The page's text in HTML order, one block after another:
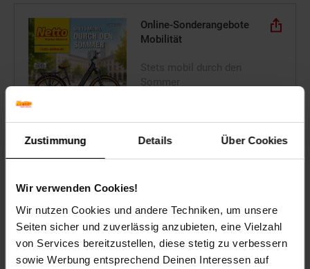
Zustimmung Details Über Cookies
Wir verwenden Cookies!
Wir nutzen Cookies und andere Techniken, um unsere
Seiten sicher und zuverlässig anzubieten, eine Vielzahl
von Services bereitzustellen, diese stetig zu verbessern
sowie Werbung entsprechend Deinen Interessen auf
Online-Sonderangebote
Mobilität
Zum Prospekt
Reise-Angebote August
Jetzt Reise buchen